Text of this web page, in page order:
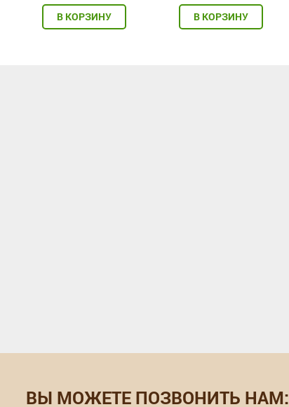
В КОРЗИНУ В КОРЗИНУ
ВЫ МОЖЕТЕ ПОЗВОНИТЬ НАМ: